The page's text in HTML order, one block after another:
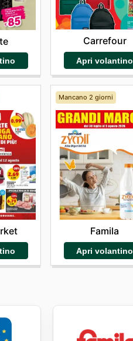
Carrefour
Apri volantino
Mancano 2 giorni
Famila
Apri volantino